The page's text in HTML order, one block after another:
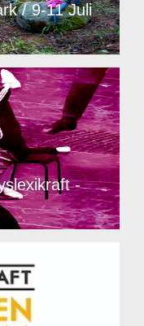
/ 9-11 Juli
-